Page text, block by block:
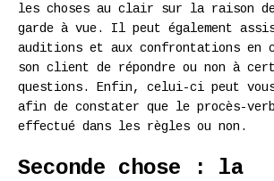
les choses au clair sur la raison
garde à vue. Il peut également
auditions et aux confrontations en
son client de répondre ou non à
questions. Enfin, celui-ci peut
afin de constater que le procès-
effectué dans les règles ou non.
Seconde chose : la